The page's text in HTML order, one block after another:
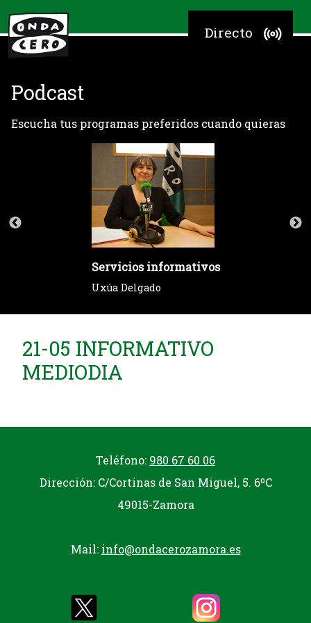
Directo
Podcast
Escucha tus programas preferidos cuando quieras
Servicios informativos
Uxúa Delgado
21-05 INFORMATIVO
MEDIODIA
Teléfono: 980 67 60 06
Dirección: C/Cortinas de San Miguel, 5. 6ºC
49015-Zamora
Mail: info@ondacerozamora.es